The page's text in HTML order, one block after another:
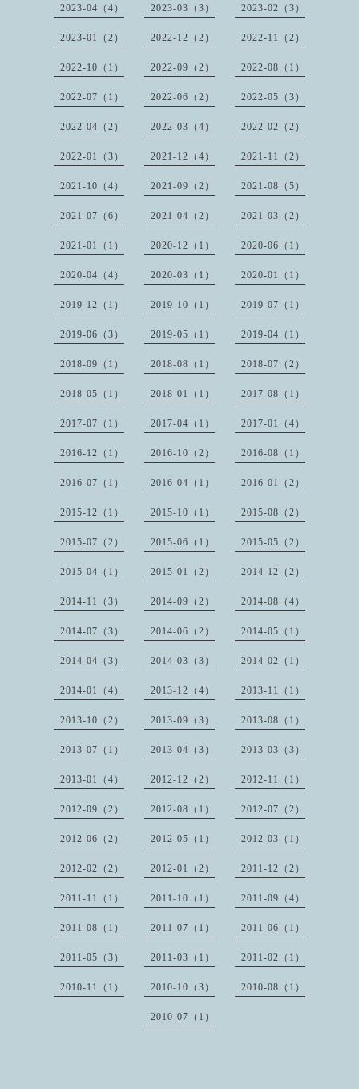
2023-04（4） 2023-03（3） 2023-02（3）
2023-01（2） 2022-12（2） 2022-11（2）
2022-10（1） 2022-09（2） 2022-08（1）
2022-07（1） 2022-06（2） 2022-05（3）
2022-04（2） 2022-03（4） 2022-02（2）
2022-01（3） 2021-12（4） 2021-11（2）
2021-10（4） 2021-09（2） 2021-08（5）
2021-07（6） 2021-04（2） 2021-03（2）
2021-01（1） 2020-12（1） 2020-06（1）
2020-04（4） 2020-03（1） 2020-01（1）
2019-12（1） 2019-10（1） 2019-07（1）
2019-06（3） 2019-05（1） 2019-04（1）
2018-09（1） 2018-08（1） 2018-07（2）
2018-05（1） 2018-01（1） 2017-08（1）
2017-07（1） 2017-04（1） 2017-01（4）
2016-12（1） 2016-10（2） 2016-08（1）
2016-07（1） 2016-04（1） 2016-01（2）
2015-12（1） 2015-10（1） 2015-08（2）
2015-07（2） 2015-06（1） 2015-05（2）
2015-04（1） 2015-01（2） 2014-12（2）
2014-11（3） 2014-09（2） 2014-08（4）
2014-07（3） 2014-06（2） 2014-05（1）
2014-04（3） 2014-03（3） 2014-02（1）
2014-01（4） 2013-12（4） 2013-11（1）
2013-10（2） 2013-09（3） 2013-08（1）
2013-07（1） 2013-04（3） 2013-03（3）
2013-01（4） 2012-12（2） 2012-11（1）
2012-09（2） 2012-08（1） 2012-07（2）
2012-06（2） 2012-05（1） 2012-03（1）
2012-02（2） 2012-01（2） 2011-12（2）
2011-11（1） 2011-10（1） 2011-09（4）
2011-08（1） 2011-07（1） 2011-06（1）
2011-05（3） 2011-03（1） 2011-02（1）
2010-11（1） 2010-10（3） 2010-08（1）
2010-07（1）